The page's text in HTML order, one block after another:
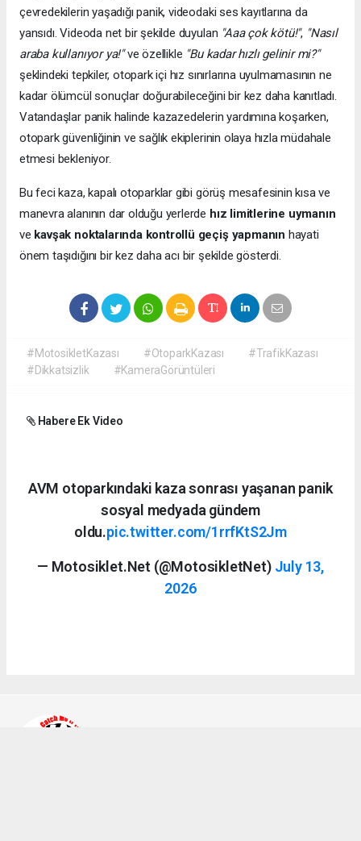
çevredekilerin yaşadığı panik, videodaki ses kayıtlarına da
yansıdı. Videoda net bir şekilde duyulan "Aaa çok kötü!", "Nasıl
araba kullanıyor ya!"ve özellikle "Bu kadar hızlı gelinir mi?"
şeklindeki tepkiler, otopark içi hız sınırlarına uyulmamasının ne
kadar ölümcül sonuçlar doğurabileceğini bir kez daha kanıtladı.
Vatandaşlar panik halinde kazazedelerin yardımına koşarken,
otopark güvenliğinin ve sağlık ekiplerinin olaya hızla müdahale
etmesi bekleniyor.
Bu feci kaza, kapalı otoparklar gibi görüş mesafesinin kısa ve
manevra alanının dar olduğu yerlerde hız limitlerine uymanın
ve kavşak noktalarında kontrollü geçiş yapmanın hayati
önem taşıdığını bir kez daha acı bir şekilde gösterdi.
#MotosikletKazası #OtoparkKazası
#TrafikKazası
#Dikkatsizlik
#KameraGörüntüleri
Habere Ek Video
AVM otoparkındaki kaza sonrası yaşanan panik
sosyal medyada gündem
oldu.pic.twitter.com/1rrfKtS2Jm
— Motosiklet.Net (@MotosikletNet) July 13,
2026